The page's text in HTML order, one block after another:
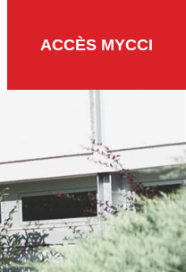
ACCÈS MYCCI